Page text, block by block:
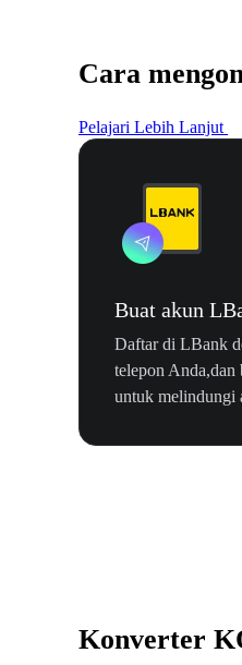
Cara
Pelajari Lebih Lanjut
Buat akun
Daftar di LBank
telepon Anda,dan
untuk melindungi
Konverter